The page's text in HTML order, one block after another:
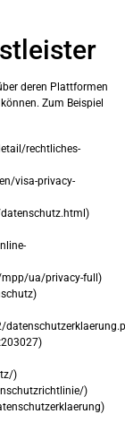
deren Plattformen
Zum Beispiel
rechtliches-
visa-privacy-
ua/privacy-full)
)
)